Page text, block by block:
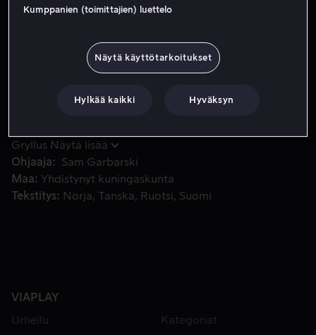
rahaa Maggie aloittaa työskentelyn seksiklubilla ja alkaa
käyttää taiteilijanimeä Irina Palm.
Gryllus Näytä lisää
Ohjaaja
Sam Garbarski
Maa
Yhdistynyt kuningaskunta
Tekstitys
Norja Tanska Ruotsi Suomi
VIAPLAY
Urheilu
Kategoriat
Kumppanien (toimittajien) luettelo
Näytä käyttötarkoitukset
Hylkää kaikki Hyväksyn